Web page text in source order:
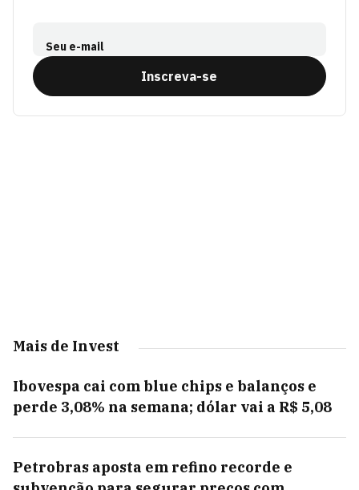
Seu e-mail
Inscreva-se
Mais de Invest
Ibovespa cai com blue chips e balanços e
perde 3,08% na semana; dólar vai a R$ 5,08
Petrobras aposta em refino recorde e